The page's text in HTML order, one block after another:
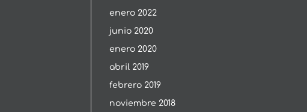
enero 2022
junio 2020
enero 2020
abril 2019
febrero 2019
noviembre 2018